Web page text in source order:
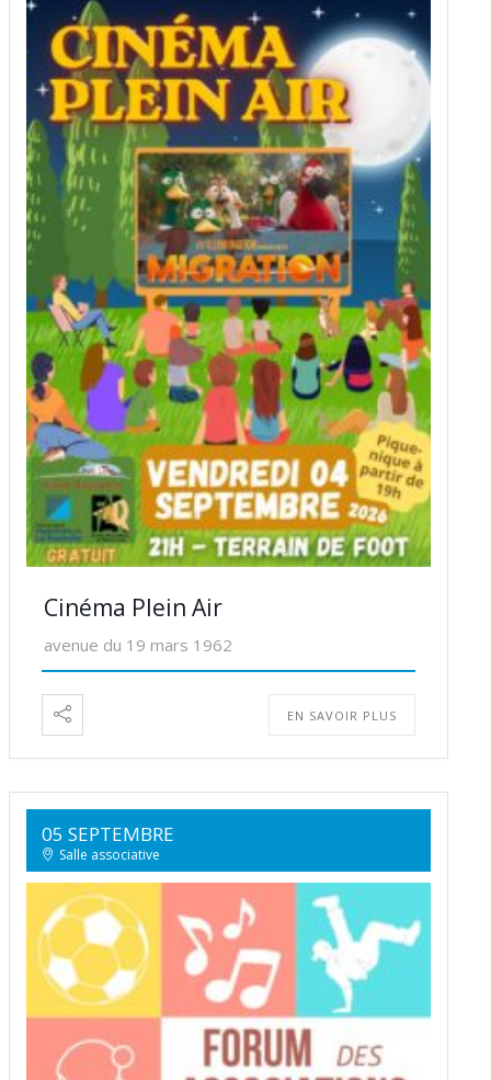
Cinéma Plein Air
avenue du 19 mars 1962
EN SAVOIR PLUS
05 SEPTEMBRE
Salle associative